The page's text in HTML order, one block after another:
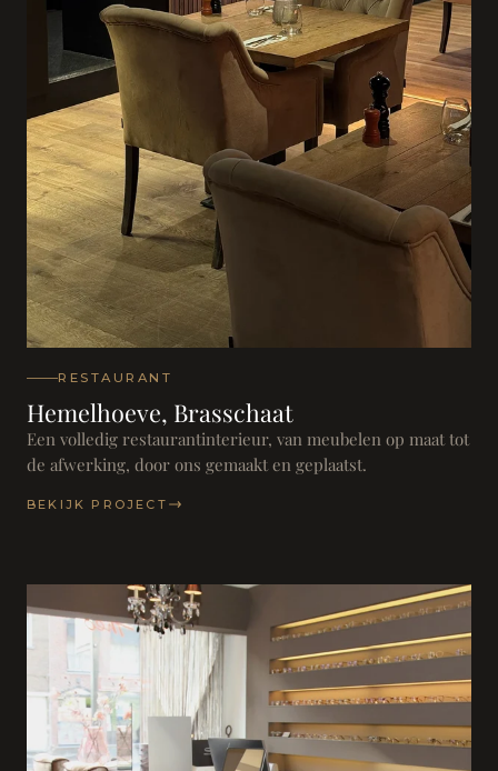
RESTAURANT
Hemelhoeve, Brasschaat
Een volledig restaurantinterieur, van meubelen op maat tot
de afwerking, door ons gemaakt en geplaatst.
BEKIJK PROJECT